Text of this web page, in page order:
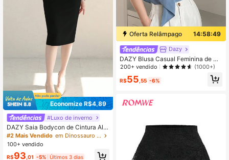
Economize R$4,89
#Luxo de inverno
DAZY Saia Bodycon de Cintura Alta
Feminina, Saia Lápis
#2 Mais Vendido
em Dinossauro Saias femininas estampadas
100+ vendido
R$93 ,01 -5% Últimos 3 dias
Oferta Relâmpago 14:58:48
Dazy
DAZY Blusa Casual Feminina de Co
r Sólida Sem Mangas, Regatas Sain
200+ vendido (1000+)
R$55 ,55 -6%